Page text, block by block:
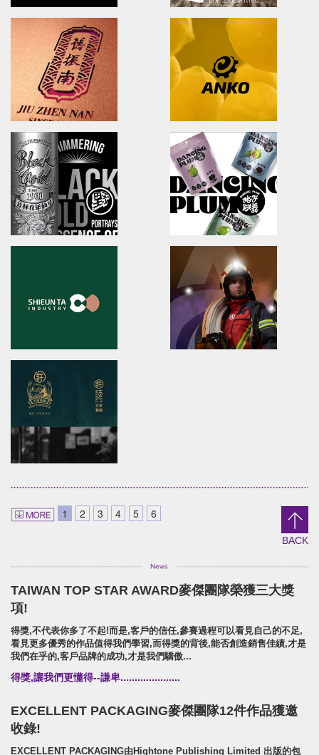
NA LIAN BADMINTON TEAM
brand identity/logo design
澄涼羽毛球隊/品牌識別形象策略
U-long
brand identity/logo design/
友良紡織/品牌識別/包裝設計/行銷
ibiopen
brand identity/logo design/packaging
ibiopen/品牌識別/包裝設計/行銷規範
LahQuest
LahQuest
哈囉地球/品牌形象識別/減碳包裝
舊振南/品牌識別規範手冊/品牌系統規劃
Anko
brand identity/logo design/
安口食品機械/品牌識別/包裝設計/
YUAN LIN FOOD
brand identity/logo
design/packaging/Digital Marketing
形象
Shieun_Ta
brand identity/logo design/packaging
上森實業/品牌識別/包裝設計/行銷規範
SUPER ARMOR
開廣集團/SUPER ARMOR/品牌
許家麵線/品牌形象識別/包裝設計/行銷策略
1 2 3 4 5 6
BACK
TAIWAN TOP STAR AWARD麥傑團隊榮獲三大獎
項!
得獎,不代表你多了不起!而是,客戶的信任,參賽過程可以看見自己的不足,
看見更多優秀的作品值得我們學習,而得獎的背後,能否創造銷售佳績,才是
我們在乎的,客戶品牌的成功,才是我們驕傲...
得獎,讓我們更懂得--謙卑.....................
EXCELLENT PACKAGING麥傑團隊12件作品獲邀
收錄!
EXCELLENT PACKAGING由Hightone Publishing Limited 出版的包